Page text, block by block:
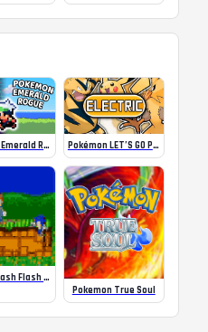
Pokemon Emerald Rogue GBA ROM 2.0.1a Pokémon LET’S GO PIKACHU mas SÓ pode usar tipo ELÉTRICO!
Super Smash Flash Hacked
Pokemon True Soul